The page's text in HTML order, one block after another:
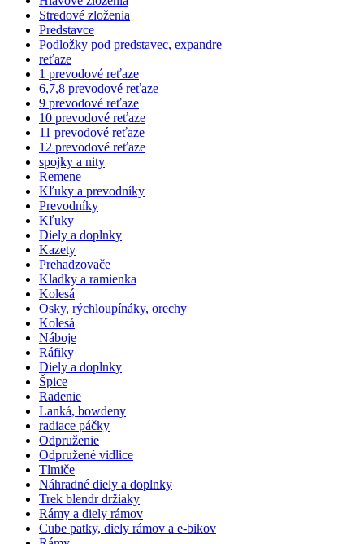
Stredové zloženia
Predstavce
Podložky pod predstavec, expandre
reťaze
1 prevodové reťaze
6,7,8 prevodové reťaze
9 prevodové reťaze
10 prevodové reťaze
11 prevodové reťaze
12 prevodové reťaze
spojky a nity
Remene
Kľuky a prevodníky
Prevodníky
Kľuky
Diely a doplnky
Kazety
Prehadzovače
Kladky a ramienka
Kolesá
Osky, rýchloupínáky, orechy
Kolesá
Náboje
Ráfiky
Diely a doplnky
Špice
Radenie
Lanká, bowdeny
radiace páčky
Odpruženie
Odpružené vidlice
Tlmiče
Náhradné diely a doplnky
Trek blendr držiaky
Rámy a diely rámov
Cube patky, diely rámov a e-bikov